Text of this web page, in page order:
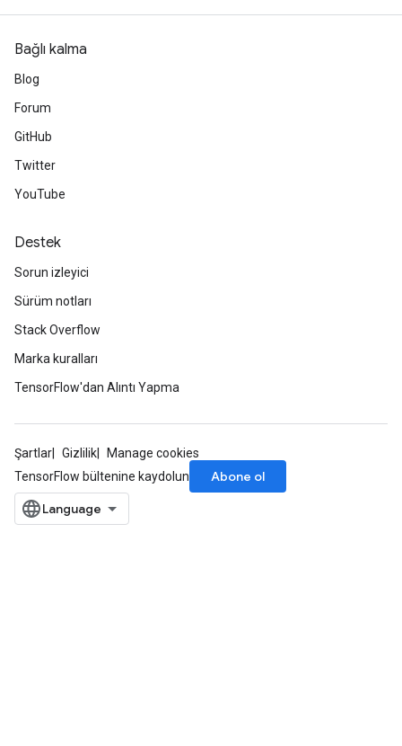
Bağlı kalma
Blog
Forum
GitHub
Twitter
YouTube
Destek
Sorun izleyici
Sürüm notları
Stack Overflow
Marka kuralları
TensorFlow'dan Alıntı Yapma
Şartlar Gizlilik
Manage cookies
TensorFlow bültenine kaydolun
Abone ol